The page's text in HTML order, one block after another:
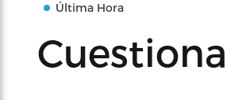
Última Hora